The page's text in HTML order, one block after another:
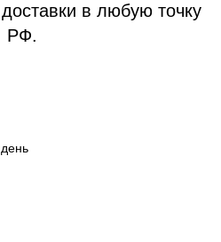
в любую точку
РФ.